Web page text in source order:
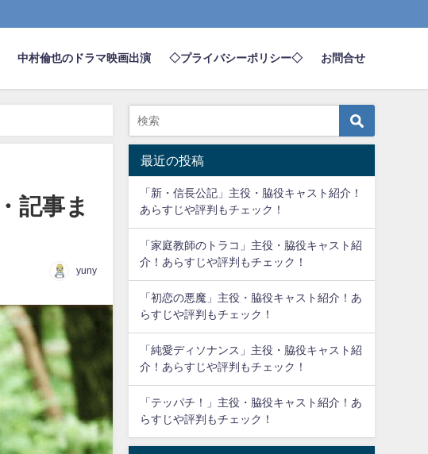
中村倫也のドラマ映画出演 ◇プライバシーポリシー◇ お問合せ
記事ま
yuny
最近の投稿
「新・信長公記」主役・脇役キャスト紹介！
あらすじや評判もチェック！
「家庭教師のトラコ」主役・脇役キャスト紹
介！あらすじや評判もチェック！
「初恋の悪魔」主役・脇役キャスト紹介！あ
らすじや評判もチェック！
「純愛ディソナンス」主役・脇役キャスト紹
介！あらすじや評判もチェック！
「テッパチ！」主役・脇役キャスト紹介！あ
らすじや評判もチェック！